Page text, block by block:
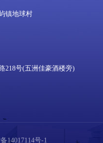
镇地球村
218号(五洲佳豪酒楼旁)
14017114号-1